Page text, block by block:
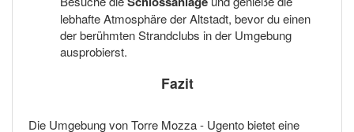
lebhafte Atmosphäre der Altstadt, bevor du einen
der berühmten Strandclubs in der Umgebung
ausprobierst.
Fazit
Die Umgebung von Torre Mozza - Ugento bietet eine